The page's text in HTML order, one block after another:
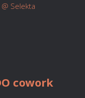
Selekta
cowork